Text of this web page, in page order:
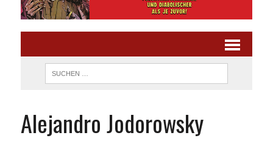
Alejandro Jodorowsky